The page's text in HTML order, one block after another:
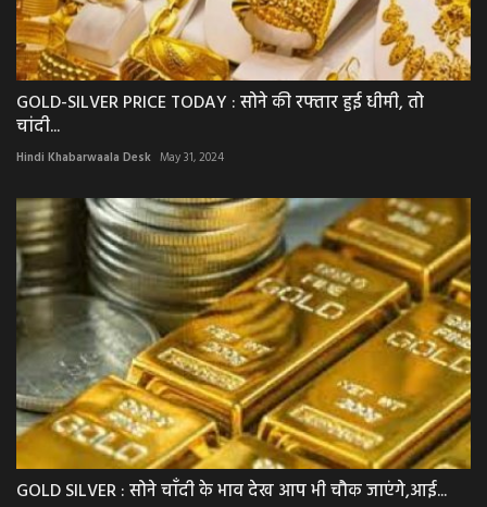
GOLD-SILVER PRICE TODAY : सोने की रफ्तार हुई धीमी, तो
चांदी...
Hindi Khabarwaala Desk May 31, 2024
GOLD SILVER : सोने चाँदी के भाव देख आप भी चौक जाएंगे,आई...